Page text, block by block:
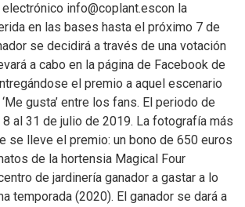
info@coplant.escon la
en las bases hasta el próximo 7 de
se decidirá a través de una votación
a cabo en la página de Facebook de
el premio a aquel escenario
gusta’ entre los fans. El periodo de
al 31 de julio de 2019. La fotografía más
se lleve el premio: un bono de 650 euros
de la hortensia Magical Four
de jardinería ganador a gastar a lo
temporada (2020). El ganador se dará a